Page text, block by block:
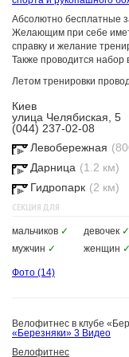
Абсолютно бесплатные
Желающим при себе
справку и желание
Также проводится набор
Летом тренировки
Киев
улица Челябиская, 5
(044) 237-02-08
Левобережная
Дарница (1.2 км)
Гидропарк (2 км)
СЕКЦИЯ ДЛЯ
мальчиков ✓ девочек ✓
мужчин ✓ женщин ✓
Фото (14)
Велофитнес в клубе
«Березняки» 3 Видео
Велофитнес